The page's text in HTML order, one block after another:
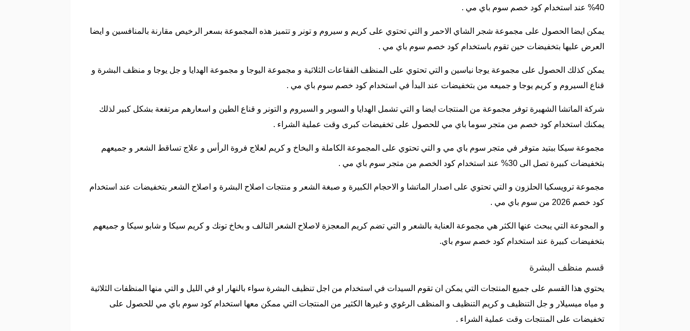
40% عند استخدام كود خصم سوم باي مي .
يمكن ايضا الحصول على مجموعة شجر الشاي الاحمر و التي تحتوي على كريم و سيروم و تونر و تتميز هذه المجموعة بسعر الرخيص مقارنة بالمنافسين و ايضا
العرض عليها بتخفيضات حين تقوم باستخدام كود خصم سوم باي مي .
يمكن كذلك الحصول على مجموعة يوجا نياسين و التي تحتوي على المنظف الفقاعات الثلاثية و مجموعة اليوجا و مجموعة الهدايا و جل يوجا و منظف البشرة و
قناع السيروم و كريم يوجا و جميعه من بتخفيضات عند البدأ في استخدام كود خصم سوم باي مي .
شركة الماتشا الشهيرة توفر مجموعة من المنتجات ايضا و التي تشمل الهدايا و السوبر و السيروم و التونر و قناع الطين و اسعارهم مرتفعة بشكل كبير لذلك
يمكنك استخدام كود خصم من متجر سوما باي مي للحصول على تخفيضات كبرى وقت عملية الشراء .
مجموعة سيكا ببتيد متوفر في متجر سوم باي مي و التي تحتوي على المجموعة الكاملة و البخاخ و كريم لعلاج فروة الرأس و علاج تساقط الشعر و جميعهم
بتخفيضات كبيرة تصل الى 30% عند استخدام كود الخصم من متجر سوم باي مي .
مجموعة ترويسكيا الحلزون و التي تحتوي على اصدار الماتشا و الاحجام الكبيرة و صبغة الشعر و منتجات اصلاح البشرة و اصلاح الشعر بتخفيضات عند استخدام
كود خصم 2026 من سوم باي مي .
و المجوعة التي يبحث عنها الكثر هي مجموعة العناية بالشعر و التي تضم كريم المعجزة لاصلاح الشعر التالف و بخاخ تونك و كريم سيكا و شابو سيكا و جميعهم
بتخفيضات كبيرة عند استخدام كود خصم سوم باي.
قسم منظف البشرة
يحتوي هذا القسم على جميع المنتجات التي يمكن ان تقوم السيدات في استخدام من اجل تنظيف البشرة سواء بالنهار او في الليل و التي منها المنظفات الثلاثية
و مياه ميسيلار و جل التنظيف و كريم التنظيف و المنظف الرغوي و غيرها الكثير من المنتجات التي ممكن معها استخدام كود سوم باي مي للحصول على
تخفيضات على المنتجات وقت عملية الشراء .